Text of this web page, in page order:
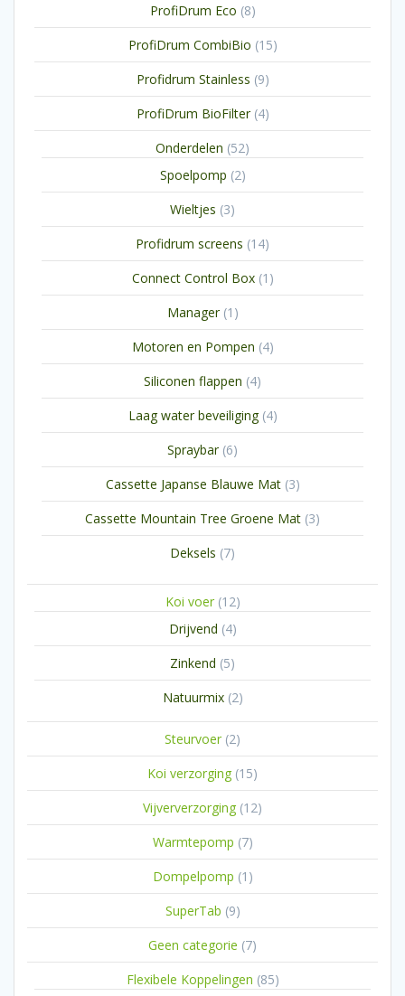
ProfiDrum Eco 88
producten
ProfiDrum CombiBio 1515
producten
Profidrum Stainless 99
producten
ProfiDrum BioFilter 44
producten
Onderdelen 5252
Spoelpomp 22
producten
Wieltjes 33
producten
Profidrum screens 1414
producten
Connect Control Box 1 1
product
Manager 1 1
product
Motoren en Pompen 44
producten
Siliconen flappen 44
producten
Laag water beveiliging 44
producten
Spraybar 66
producten
Cassette Japanse Blauwe Mat 33
producten
Cassette Mountain Tree Groene Mat 33
producten
Deksels 77
Koi voer 1212
Drijvend 44
producten
Zinkend 55
producten
Natuurmix 22
Steurvoer 22
producten
Koi verzorging 1515
producten
Vijververzorging 1212
producten
Warmtepomp 77
producten
Dompelpomp 1 1
product
SuperTab 99
producten
Geen categorie 77
producten
Flexibele Koppelingen 8585